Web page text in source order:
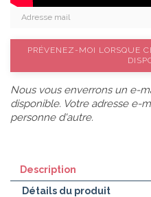
PRÉVENEZ-MOI LORSQUE
Nous vous enverrons un e-
disponible. Votre adresse e-
personne d'autre.
Description
Détails du produit